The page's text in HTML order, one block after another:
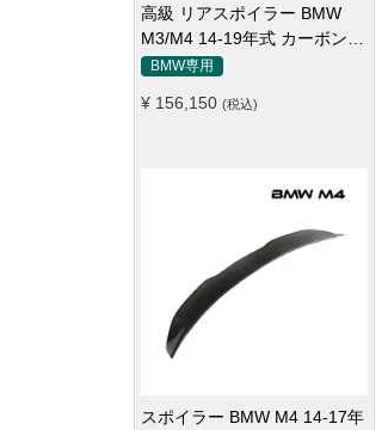
リアスポイラー BMW 2シリー
ズ 14-17年式 カーボンファイ
バー 貼り付け装着
BMW専用
¥ 54,400 (税込)
リアスポイラー BMW 3シリー